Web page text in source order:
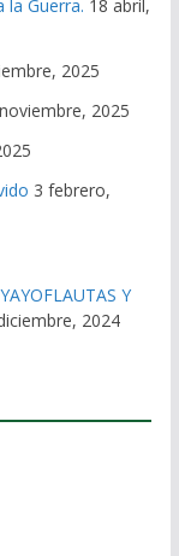
la Guerra. 18 abril,
2025
2025
3 febrero,
Y
2024